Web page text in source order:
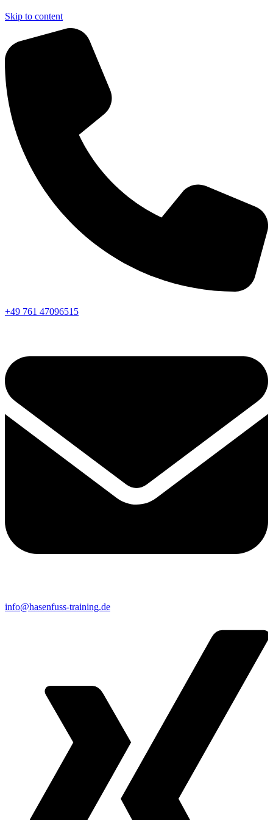
Skip to content
+49 761 47096515
info@hasenfuss-training.de